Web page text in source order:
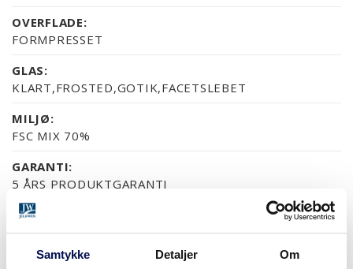
Samtykke Detaljer Om
OVERFLADE:
FORMPRESSET
GLAS:
KLART,FROSTED,GOTIK,FACETSLEBET
MILJØ:
FSC MIX 70%
GARANTI:
5 ÅRS PRODUKTGARANTI
OVERFLADER (5)